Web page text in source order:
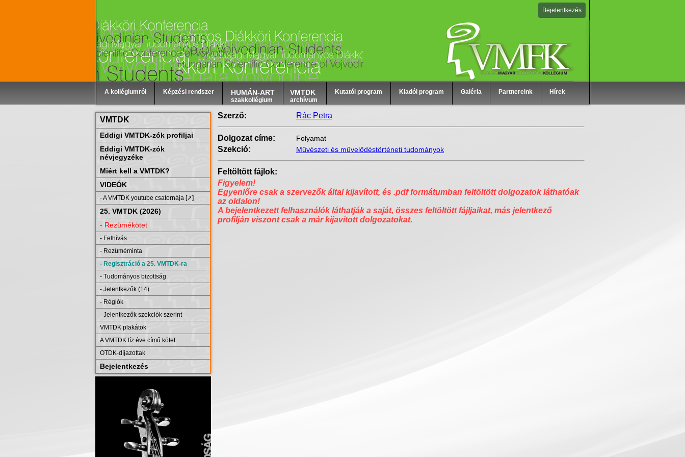
Bejelentkezés
A kollégiumról Képzési rendszer HUMÁN-ART
szakkollégium
VMTDK
archívum
Kutatói program Kiadói program Galéria Partnereink Hírek
VMTDK
Eddigi VMTDK-zók profiljai
Eddigi VMTDK-zók
névjegyzéke
Miért kell a VMTDK?
VIDEÓK
- A VMTDK youtube csatornája [➚]
25. VMTDK (2026)
- Rezümékötet
- Felhívás
- Rezüméminta
- Regisztráció a 25. VMTDK-ra
- Tudományos bizottság
- Jelentkezők (14)
- Régiók
- Jelentkezők szekciók szerint
VMTDK plakátok
A VMTDK tíz éve című kötet
OTDK-díjazottak
Bejelentkezés
Szerző: Rác Petra
Dolgozat címe: Folyamat
Szekció: Művészeti és művelődéstörténeti tudományok
Feltöltött fájlok:
Figyelem!
Egyenlőre csak a szervezők által kijavított, és .pdf formátumban feltöltött dolgozatok láthatóak
az oldalon!
A bejelentkezett felhasználók láthatják a saját, összes feltöltött fájljaikat, más jelentkező
profilján viszont csak a már kijavított dolgozatokat.